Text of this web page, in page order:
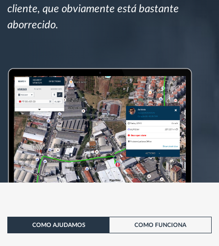
Ver todas as funcionalidades
Como resolvemos cada necessidade da
atividade da frota
Calculadora de Benefícios
cliente, que obviamente está bastante
aborrecido.
COMO AJUDAMOS COMO FUNCIONA